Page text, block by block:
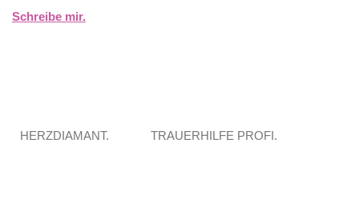
Schreibe mir.
HERZDIAMANT. TRAUERHILFE PROFI.